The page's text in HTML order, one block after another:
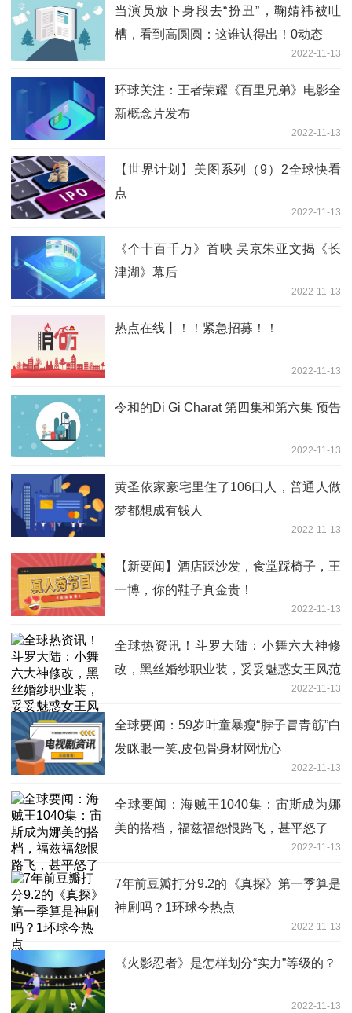
当演员放下身段去“扮丑”，鞠婧祎被吐
槽，看到高圆圆：这谁认得出！0动态
2022-11-13
环球关注：王者荣耀《百里兄弟》电影全
新概念片发布
2022-11-13
【世界计划】美图系列（9）2全球快看
点
2022-11-13
《个十百千万》首映 吴京朱亚文揭《长
津湖》幕后
2022-11-13
热点在线丨！！紧急招募！！
2022-11-13
令和的Di Gi Charat 第四集和第六集 预告
2022-11-13
黄圣依家豪宅里住了106口人，普通人做
梦都想成有钱人
2022-11-13
【新要闻】酒店踩沙发，食堂踩椅子，王
一博，你的鞋子真金贵！
2022-11-13
全球热资讯！斗罗大陆：小舞六大神修
改，黑丝婚纱职业装，妥妥魅惑女王风范
2022-11-13
全球要闻：59岁叶童暴瘦“脖子冒青筋”白
发眯眼一笑,皮包骨身材网忧心
2022-11-13
全球要闻：海贼王1040集：宙斯成为娜
美的搭档，福兹福怨恨路飞，甚平怒了
2022-11-13
7年前豆瓣打分9.2的《真探》第一季算是
神剧吗？1环球今热点
2022-11-13
《火影忍者》是怎样划分“实力”等级的？
2022-11-13